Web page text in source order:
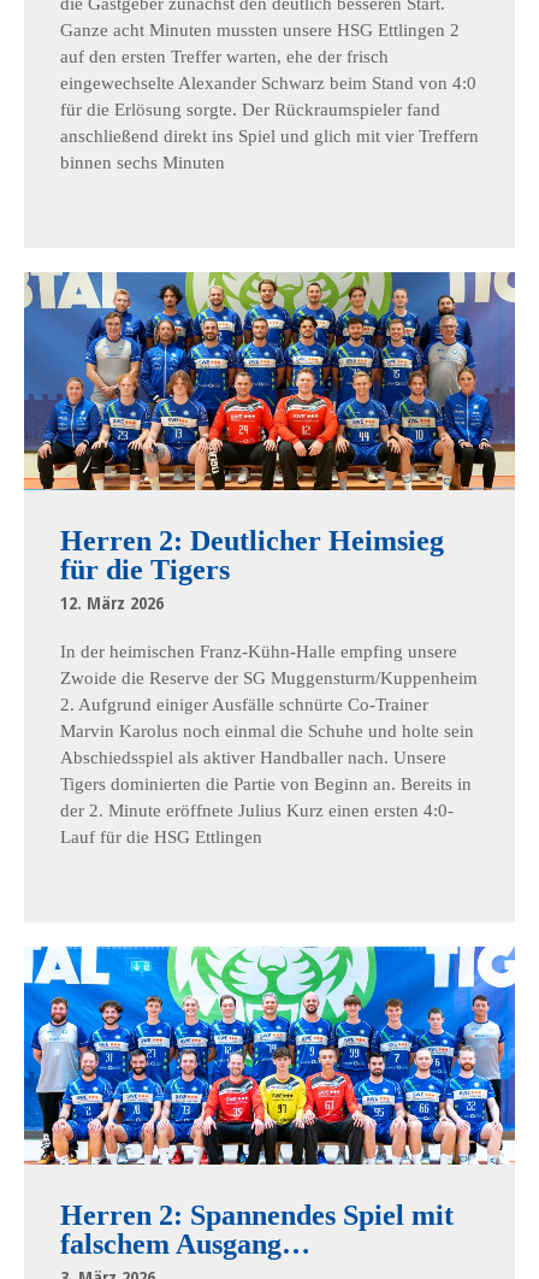
Ganze acht Minuten mussten unsere HSG Ettlingen 2
auf den ersten Treffer warten, ehe der frisch
eingewechselte Alexander Schwarz beim Stand von 4:0
für die Erlösung sorgte. Der Rückraumspieler fand
anschließend direkt ins Spiel und glich mit vier Treffern
binnen sechs Minuten
Herren 2: Deutlicher Heimsieg
für die Tigers
12. März 2026
In der heimischen Franz-Kühn-Halle empfing unsere
Zwoide die Reserve der SG Muggensturm/Kuppenheim
2. Aufgrund einiger Ausfälle schnürte Co-Trainer
Marvin Karolus noch einmal die Schuhe und holte sein
Abschiedsspiel als aktiver Handballer nach. Unsere
Tigers dominierten die Partie von Beginn an. Bereits in
der 2. Minute eröffnete Julius Kurz einen ersten 4:0-
Lauf für die HSG Ettlingen
Herren 2: Spannendes Spiel mit
falschem Ausgang…